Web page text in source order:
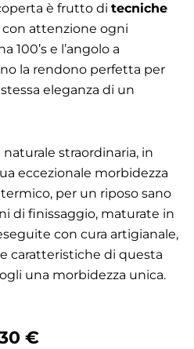
è frutto di tecniche
attenzione ogni
100’s e l’angolo a
la rendono perfetta per
eleganza di un
straordinaria, in
eccezionale morbidezza
per un riposo sano
di finissaggio, maturate in
con cura artigianale,
caratteristiche di questa
una morbidezza unica.
€Il